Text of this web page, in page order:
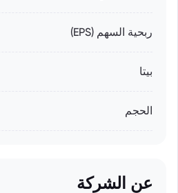
ربحية السهم (EPS)
بيتا
الحجم
عن الشركة